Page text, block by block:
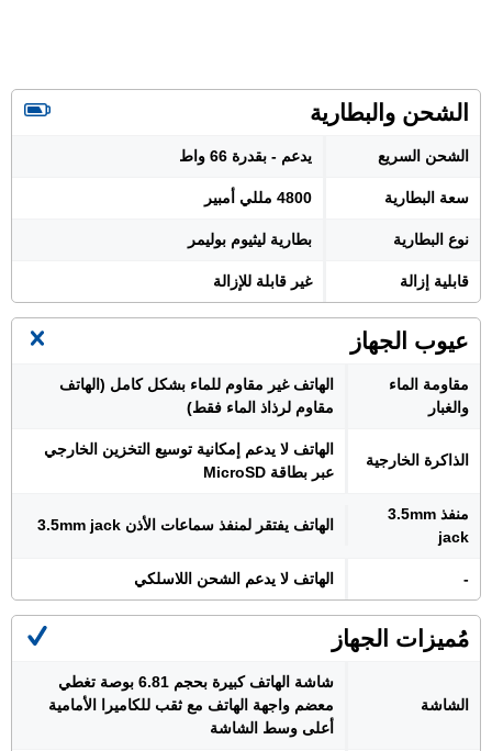
الشحن والبطارية
الشحن السريع يدعم - بقدرة 66 واط
سعة البطارية 4800 مللي أمبير
نوع البطارية بطارية ليثيوم بوليمر
قابلية إزالة غير قابلة للإزالة
عيوب الجهاز
مقاومة الماء
والغبار
الهاتف غير مقاوم للماء بشكل كامل (الهاتف
مقاوم لرذاذ الماء فقط)
الذاكرة الخارجية
الهاتف لا يدعم إمكانية توسيع التخزين الخارجي
عبر بطاقة MicroSD
منفذ 3.5mm
jack
الهاتف يفتقر لمنفذ سماعات الأذن 3.5mm jack
- الهاتف لا يدعم الشحن اللاسلكي
مُميزات الجهاز
الشاشة
شاشة الهاتف كبيرة بحجم 6.81 بوصة تغطي
معضم واجهة الهاتف مع ثقب للكاميرا الأمامية
أعلى وسط الشاشة